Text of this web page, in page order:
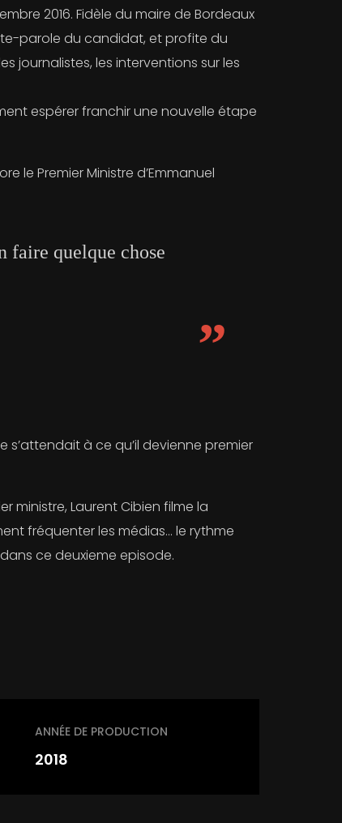
2016. Fidèle du maire de Bordeaux
parole du candidat, et profite du
journalistes, les interventions sur les
espérer franchir une nouvelle étape
le Premier Ministre d’Emmanuel
faire quelque chose
s’attendait à ce qu’il devienne premier
ministre, Laurent Cibien filme la
fréquenter les médias… le rythme
ce deuxieme episode.
ANNÉE DE PRODUCTION
2018